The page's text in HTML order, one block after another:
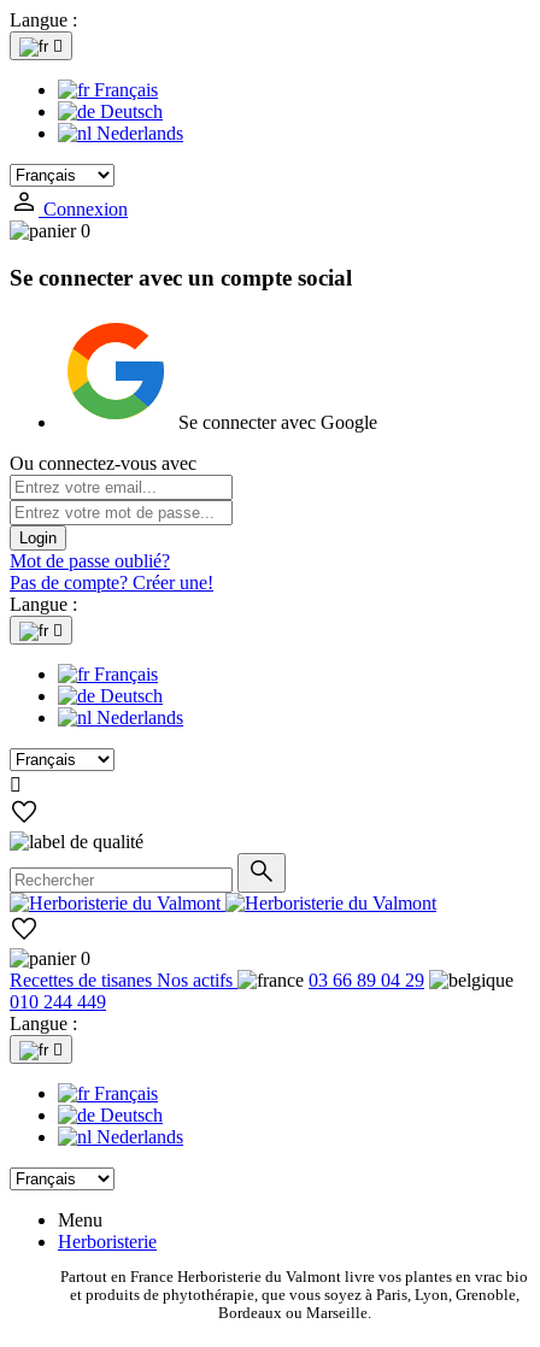
Langue :

Français
Deutsch
Nederlands
Connexion
0
Se connecter avec un compte social
Se connecter avec Google
Ou connectez-vous avec
Login
Mot de passe oublié?
Pas de compte? Créer une!
Langue :

Français
Deutsch
Nederlands

0
Recettes de tisanes Nos actifs
03 66 89 04 29
010 244 449
Langue :

Français
Deutsch
Nederlands
Menu
Herboristerie
Partout en France Herboristerie du Valmont livre vos plantes en vrac bio
et produits de phytothérapie, que vous soyez à Paris, Lyon, Grenoble,
Bordeaux ou Marseille.